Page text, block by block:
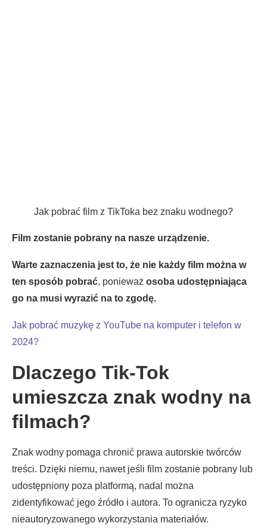
Jak pobrać film z TikToka bez znaku wodnego?
Film zostanie pobrany na nasze urządzenie.
Warte zaznaczenia jest to, że nie każdy film można w
ten sposób pobrać, ponieważ osoba udostępniająca
go na musi wyrazić na to zgodę.
Jak pobrać muzykę z YouTube na komputer i telefon w
2024?
Dlaczego Tik-Tok
umieszcza znak wodny na
filmach?
Znak wodny pomaga chronić prawa autorskie twórców
treści. Dzięki niemu, nawet jeśli film zostanie pobrany lub
udostępniony poza platformą, nadal można
zidentyfikować jego źródło i autora. To ogranicza ryzyko
nieautoryzowanego wykorzystania materiałów.